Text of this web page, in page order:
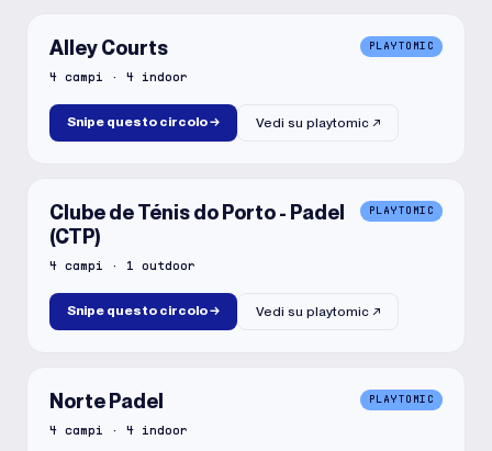
Alley Courts PLAYTOMIC
4 campi · 4 indoor
Snipe questo circolo→ Vedi su playtomic ↗
Clube de Ténis do Porto - Padel
(CTP)
PLAYTOMIC
4 campi · 1 outdoor
Snipe questo circolo→ Vedi su playtomic ↗
Norte Padel PLAYTOMIC
4 campi · 4 indoor